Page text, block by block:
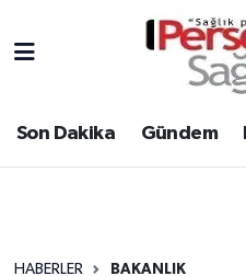
Son Dakika Gündem
HABERLER BAKANLIK
Gündem
Nöbetçi Eczaneler
Hava Durumu